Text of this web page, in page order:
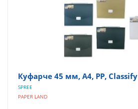
Куфарче 45 мм, А4, PP, Classify
SPREE
PAPER LAND